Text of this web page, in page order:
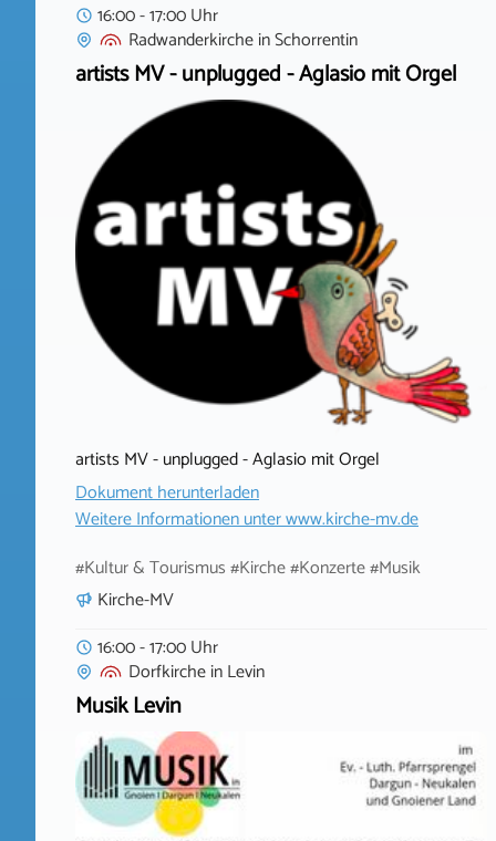
16:00 - 17:00 Uhr
RadwanderkircheinSchorrentin
artists MV - unplugged - Aglasio mit Orgel
artists MV - unplugged - Aglasio mit Orgel
Dokument herunterladen
Weitere Informationen unterwww.kirche-mv.de
#Kultur & Tourismus #Kirche #Konzerte #Musik
Kirche-MV
16:00 - 17:00 Uhr
DorfkircheinLevin
Musik Levin